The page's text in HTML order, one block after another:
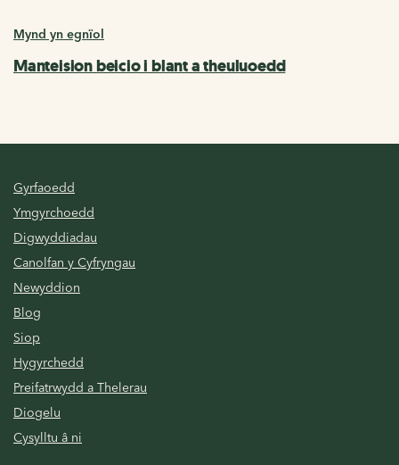
Mynd yn egnïol
Manteision beicio i blant a theuluoedd
Gyrfaoedd
Ymgyrchoedd
Digwyddiadau
Canolfan y Cyfryngau
Newyddion
Blog
Siop
Hygyrchedd
Preifatrwydd a Thelerau
Diogelu
Cysylltu â ni